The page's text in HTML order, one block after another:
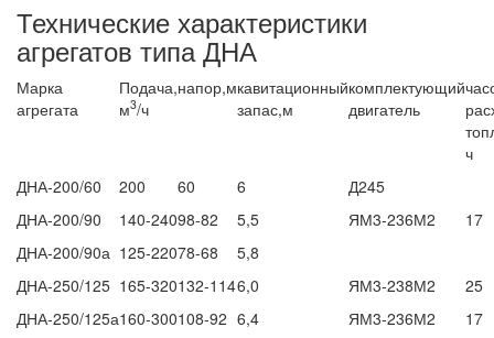
Технические характеристики
агрегатов типа ДНА
Марка
агрегата
Подача,
м3/ч
напор,мкавитационный
запас,м
комплектующий
двигатель
ч
ДНА-200/60
200 60 6
Д245
ДНА-200/90
140-24098-82 5,5 ЯМ3-236М2
17
ДНА-200/90а 125-22078-68
5,8
ДНА-250/125 165-320132-1146,0 ЯМ3-238М2
25
ДНА-250/125а160-300108-92 6,4 ЯМ3-236М2
17